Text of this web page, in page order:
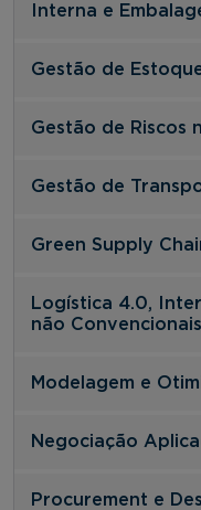
Interna e
Gestão de
Gestão de Riscos
Gestão de
Green Supply
Logística 4.0,
não Convencionais
Modelagem e
Negociação
Procurement e